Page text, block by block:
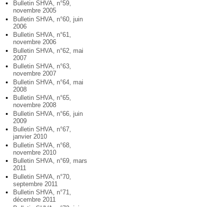
Bulletin SHVA, n°59,
novembre 2005
Bulletin SHVA, n°60, juin
2006
Bulletin SHVA, n°61,
novembre 2006
Bulletin SHVA, n°62, mai
2007
Bulletin SHVA, n°63,
novembre 2007
Bulletin SHVA, n°64, mai
2008
Bulletin SHVA, n°65,
novembre 2008
Bulletin SHVA, n°66, juin
2009
Bulletin SHVA, n°67,
janvier 2010
Bulletin SHVA, n°68,
novembre 2010
Bulletin SHVA, n°69, mars
2011
Bulletin SHVA, n°70,
septembre 2011
Bulletin SHVA, n°71,
décembre 2011